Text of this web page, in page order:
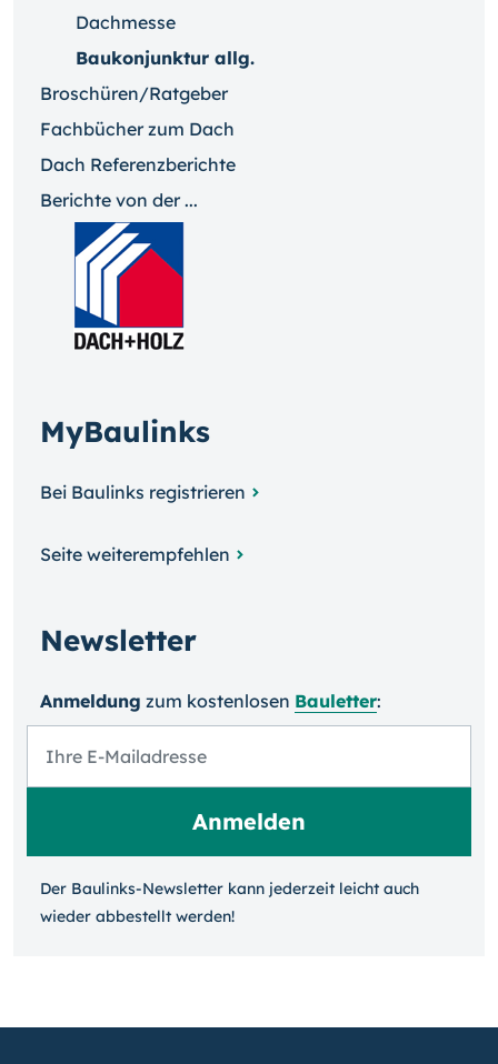
Dachmesse
Baukonjunktur allg.
Broschüren/Ratgeber
Fachbücher zum Dach
Dach Referenzberichte
Berichte von der ...
MyBaulinks
Bei Baulinks registrieren
Seite weiterempfehlen
Newsletter
Anmeldung zum kosten­losen Bauletter:
Der Baulinks-Newsletter kann jeder­zeit leicht auch
wieder ab­bestellt werden!